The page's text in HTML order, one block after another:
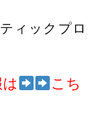
ィックプロ
こち